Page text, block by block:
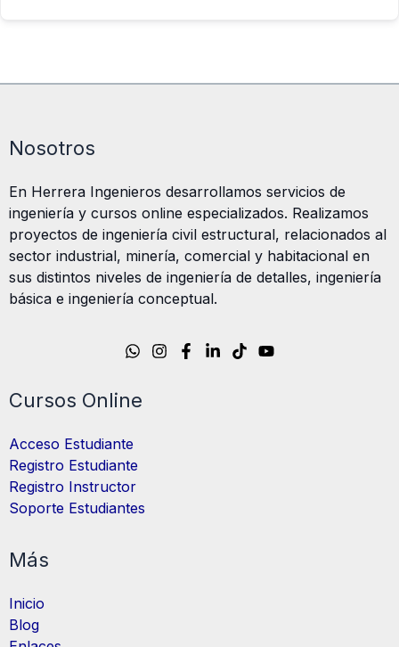
Nosotros
En Herrera Ingenieros desarrollamos servicios de
ingeniería y cursos online especializados. Realizamos
proyectos de ingeniería civil estructural, relacionados al
sector industrial, minería, comercial y habitacional en
sus distintos niveles de ingeniería de detalles, ingeniería
básica e ingeniería conceptual.
Cursos Online
Acceso Estudiante
Registro Estudiante
Registro Instructor
Soporte Estudiantes
Más
Inicio
Blog